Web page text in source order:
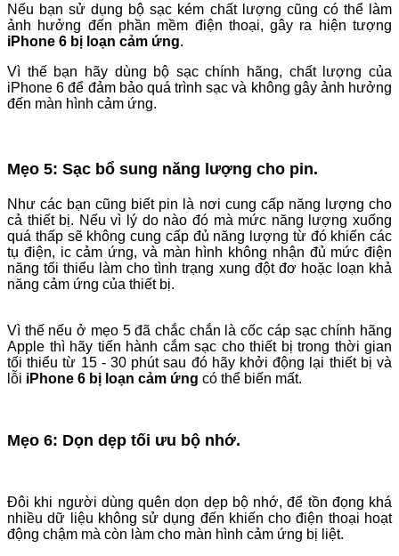
Nếu bạn sử dụng bộ sạc kém chất lượng cũng có thể làm
ảnh hưởng đến phần mềm điện thoại, gây ra hiện tượng
iPhone 6 bị loạn cảm ứng.
Vì thế bạn hãy dùng bộ sạc chính hãng, chất lượng của
iPhone 6 để đảm bảo quá trình sạc và không gây ảnh hưởng
đến màn hình cảm ứng.
Mẹo 5: Sạc bổ sung năng lượng cho pin.
Như các bạn cũng biết pin là nơi cung cấp năng lượng cho
cả thiết bị. Nếu vì lý do nào đó mà mức năng lượng xuống
quá thấp sẽ không cung cấp đủ năng lượng từ đó khiến các
tụ điện, ic cảm ứng, và màn hình không nhận đủ mức điện
năng tối thiểu làm cho tình trạng xung đột đơ hoặc loạn khả
năng cảm ứng của thiết bị.
Vì thế nếu ở mẹo 5 đã chắc chắn là cốc cáp sạc chính hãng
Apple thì hãy tiến hành cắm sạc cho thiết bị trong thời gian
tối thiểu từ 15 - 30 phút sau đó hãy khởi động lại thiết bị và
lỗi iPhone 6 bị loạn cảm ứng có thể biến mất.
Mẹo 6: Dọn dẹp tối ưu bộ nhớ.
Đôi khi người dùng quên dọn dẹp bộ nhớ, để tồn đọng khá
nhiều dữ liệu không sử dụng đến khiến cho điện thoại hoạt
động chậm mà còn làm cho màn hình cảm ứng bị liệt.